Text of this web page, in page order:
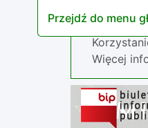
Przejdź do menu
Nasza
Więcej